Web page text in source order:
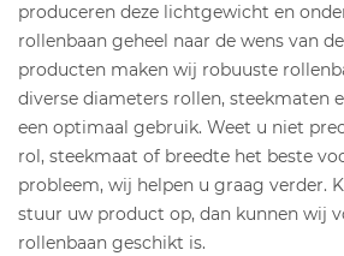
produceren deze lichtgewicht en
rollenbaan geheel naar de wens van
producten maken wij robuuste
diverse diameters rollen, steekmaten
een optimaal gebruik. Weet u niet
rol, steekmaat of breedte het beste
probleem, wij helpen u graag verder.
stuur uw product op, dan kunnen wij
rollenbaan geschikt is.